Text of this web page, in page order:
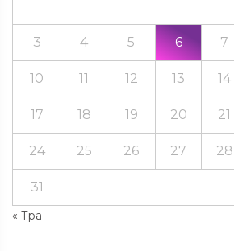
« Тра
3 4 5 6 7
10 11 12 13 14
17 18 19 20 21
24 25 26 27 28
31